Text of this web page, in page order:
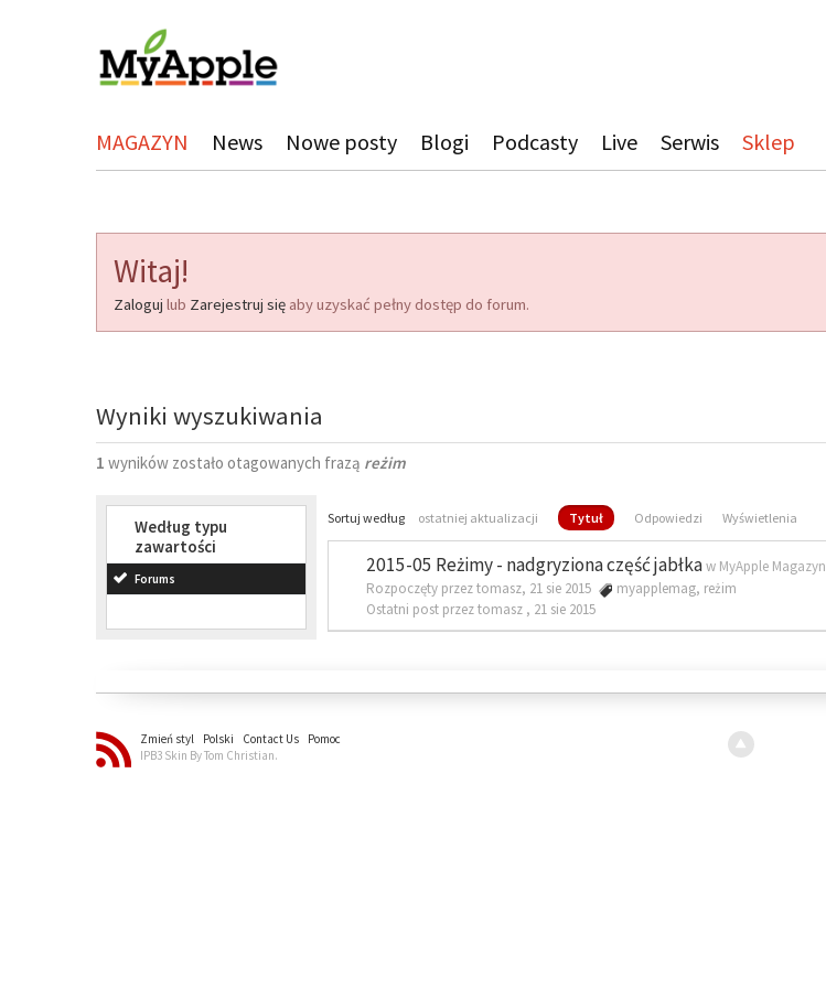
MAGAZYN News Nowe posty Blogi Podcasty Live Serwis Sklep
Witaj!
Zaloguj lub Zarejestruj się aby uzyskać pełny dostęp do forum.
Wyniki wyszukiwania
1 wyników zostało otagowanych frazą reżim
Według typu
zawartości
Forums
Sortuj według ostatniej aktualizacji Tytuł Odpowiedzi Wyświetlenia
2015-05 Reżimy - nadgryziona część jabłkaw MyApple Magazyn
Rozpoczęty przez tomasz, 21 sie 2015
myapplemag, reżim
Ostatni post przez tomasz , 21 sie 2015
Zmień styl Polski Contact Us
Pomoc
IPB3 Skin By Tom Christian.